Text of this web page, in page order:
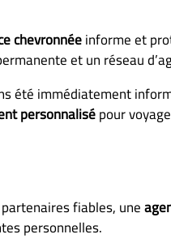
chevronnéeinforme et
et un réseau
été immédiatement
personnalisépour
fiables, une
personnelles.